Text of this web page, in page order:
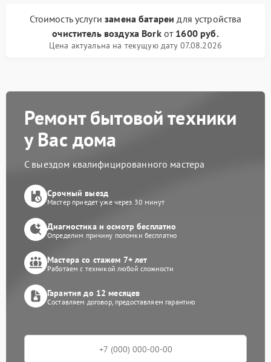
Стоимость услугизамена батареи для устройства
очиститель воздуха Borkот 1600 руб.
Цена актуальна на текущую дату 07.08.2026
Ремонт бытовой техники
у Вас дома
С выездом квалифицированного мастера
Срочный выезд
Мастер приедет уже через 30 минут
Диагностика и осмотр бесплатно
Определим причину поломки бесплатно
Мастера со стажем 7+ лет
Работаем с техникой любой сложности
Гарантия до 12 месяцев
Составляем договор, предоставляем гарантию